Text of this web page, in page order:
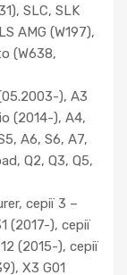
SLC, SLK
AMG (W197),
(W638,
), A3
(2014-), A4,
A6, S6, A7,
Q2, Q3, Q5,
серії 3 –
(2017-), серії
(2015-), серії
X3 G01